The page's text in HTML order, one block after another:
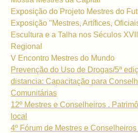
Exposição do Projeto Mestres do
Exposição "Mestres, Artífices,
Escultura e a Talha nos Séculos
Regional
V Encontro Mestres do Mundo
Prevenção do Uso de Drogas/5ª
distancia: Capacitação para
Comunitárias
12º Mestres e Conselheiros .
local
4º Fórum de Mestres e